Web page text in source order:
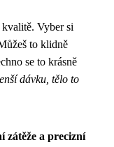
kvalitě. Vyber si
to klidně
se to krásně
dávku, tělo to
zátěže a precizní